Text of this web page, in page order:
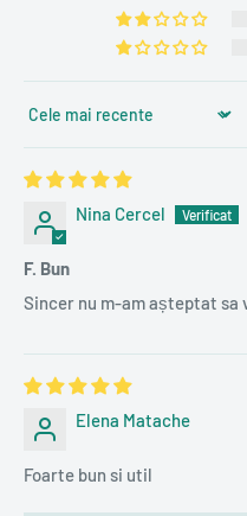
Sort by
Nina Cercel
F. Bun
Sincer nu m-am așteptat sa
Elena Matache
Foarte bun si util